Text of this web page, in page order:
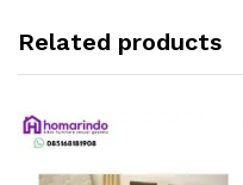
Related products